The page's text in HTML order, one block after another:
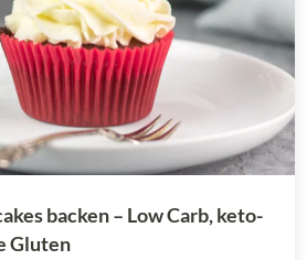
backen – Low Carb, keto-
Gluten